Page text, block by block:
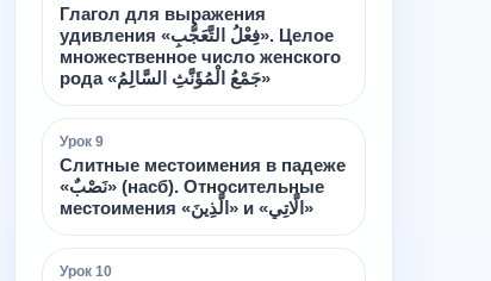
Глагол для выражения
удивления «فِعْلُ التَّعَجُّبِ». Целое
множественное число женского
рода «جَمْعُ الْمُؤَنَّثِ السَّالِمُ»
Урок 9
Слитные местоимения в падеже
«نَصْبٌ» (насб). Относительные
местоимения «الَّذِينَ» и «الَّاتِي»
Урок 10